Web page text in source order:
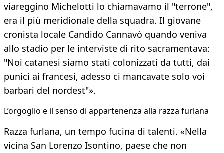
viareggino Michelotti lo chiamavamo il "terrone",
era il più meridionale della squadra. Il giovane
cronista locale Candido Cannavò quando veniva
allo stadio per le interviste di rito sacramentava:
"Noi catanesi siamo stati colonizzati da tutti, dai
punici ai francesi, adesso ci mancavate solo voi
barbari del nordest"».
L’orgoglio e il senso di appartenenza alla razza furlana
Razza furlana, un tempo fucina di talenti. «Nella
vicina San Lorenzo Isontino, paese che non